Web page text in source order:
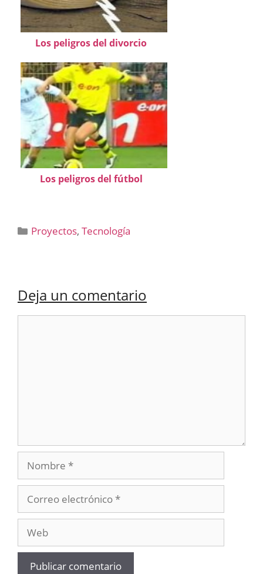
Los peligros del divorcio
Los peligros del fútbol
Categorías
Proyectos,Tecnología
Deja un comentario
Nombre
electrónico